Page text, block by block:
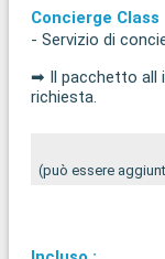
Concierge Class
- Servizio di
➡ Il pacchetto all
richiesta.
(può essere